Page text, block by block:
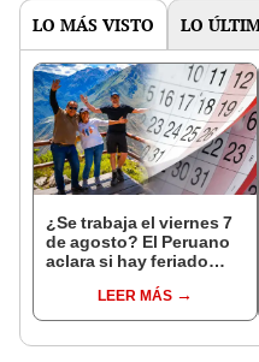
LO MÁS VISTO LO
¿Se trabaja el viernes 7
de agosto? El Peruano
aclara si hay feriado
del 6 de agosto
LEER MÁS